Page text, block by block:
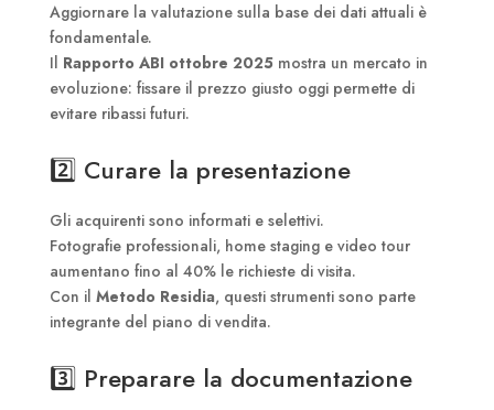
Aggiornare la valutazione sulla base dei dati attuali è
fondamentale.
Il Rapporto ABI ottobre 2025mostra un mercato in
evoluzione: fissare il prezzo giusto oggi permette di
evitare ribassi futuri.
2️⃣ Curare la presentazione
Gli acquirenti sono informati e selettivi.
Fotografie professionali, home staging e video tour
aumentano fino al 40% le richieste di visita.
Con il Metodo Residia, questi strumenti sono parte
integrante del piano di vendita.
3️⃣ Preparare la documentazione